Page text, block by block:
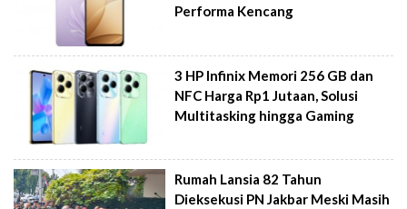
Performa Kencang
3 HP Infinix Memori 256 GB dan
NFC Harga Rp1 Jutaan, Solusi
Multitasking hingga Gaming
Rumah Lansia 82 Tahun
Dieksekusi PN Jakbar Meski Masih